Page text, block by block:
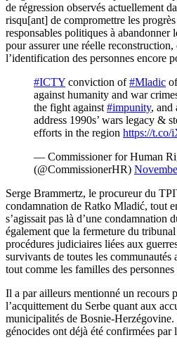
de régression observés actuellement
risqu[ant] de compromettre les
responsables politiques à abandonner
pour assurer une réelle
l’identification des personnes encore
#ICTY conviction of#Mladic
against humanity and war
the fight against #impunity, and
address 1990s’ wars legacy &
efforts in the region https://t.co/
— Commissioner for Human
(@CommissionerHR)
Serge Brammertz, le procureur du
condamnation de Ratko Mladić, tout
s’agissait pas là d’une condamnation
également que la fermeture du
procédures judiciaires liées aux
survivants de toutes les communautés
tout comme les familles des personnes
Il a par ailleurs mentionné un recours
l’acquittement du Serbe quant aux
municipalités de Bosnie-Herzégovine.
génocides ont déjà été confirmées par